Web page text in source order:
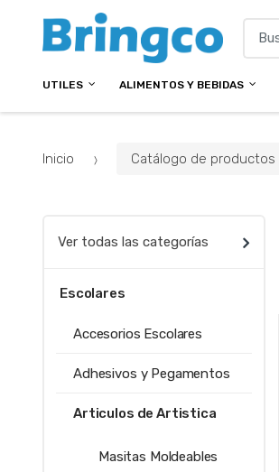
c
a
p
UTILES ALIMENTOS Y BEBIDAS
Inicio Catálogo de productos
Ver todas las categorías
Escolares
Accesorios Escolares
Adhesivos y Pegamentos
Articulos de Artistica
Masitas Moldeables